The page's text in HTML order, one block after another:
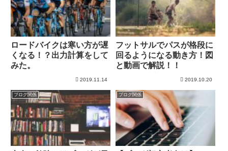
ロードバイクは寒い方が遅
くなる！？出力計算をして
みた。
2019.11.14
フットサルでパスが格段に
回るようになる動き方！図
と動画で解説！！
2019.10.20
ブログ関係 ブログ関係